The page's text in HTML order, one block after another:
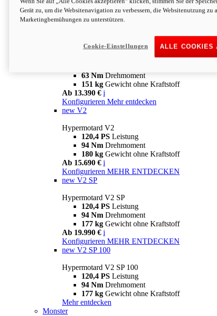
63 NmDrehmoment
151 kgGewicht ohne Kraftstoff
Ab 13.890 € i
63 Nm Drehmoment
151 kg Gewicht ohne Kraftstoff
Ab 13.390 € i
Konfigurieren Mehr entdecken
new V2
Hypermotard V2
120,4 PS Leistung
94 Nm Drehmoment
180 kg Gewicht ohne Kraftstoff
Ab 15.690 € i
Konfigurieren MEHR ENTDECKEN
new V2 SP
Hypermotard V2 SP
120,4 PS Leistung
94 Nm Drehmoment
177 kg Gewicht ohne Kraftstoff
Ab 19.990 € i
Konfigurieren MEHR ENTDECKEN
new V2 SP 100
Hypermotard V2 SP 100
120,4 PS Leistung
94 Nm Drehmoment
177 kg Gewicht ohne Kraftstoff
Mehr entdecken
Monster
Gerät zu, um die Websitenavigation zu verbessern, die Websitenutzung zu
Marketingbemühungen zu unterstützen.
ALLE COOKIES
Cookie-Einstellungen